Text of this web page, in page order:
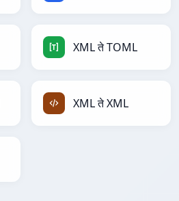
XML ते TOML
XML ते XML